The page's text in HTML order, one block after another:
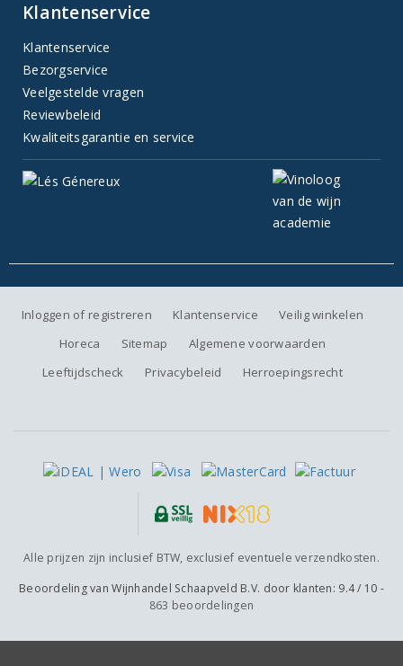
Klantenservice
Klantenservice
Bezorgservice
Veelgestelde vragen
Reviewbeleid
Kwaliteitsgarantie en service
Inloggen of registreren Klantenservice
Veilig winkelen
Horeca
Sitemap
Algemene voorwaarden
Leeftijdscheck
Privacybeleid Herroepingsrecht
Alle prijzen zijn inclusief BTW, exclusief eventuele verzendkosten.
Beoordeling vanWijnhandel Schaapveld B.V. door klanten: 9.4/ 10 -
863 beoordelingen